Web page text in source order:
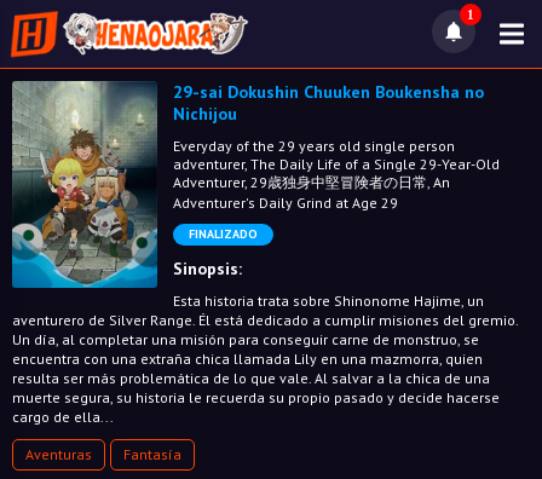
1
29-sai Dokushin Chuuken Boukensha no
Nichijou
Everyday of the 29 years old single person
adventurer, The Daily Life of a Single 29-Year-Old
Adventurer, 29歳独身中堅冒険者の日常, An
Adventurer's Daily Grind at Age 29
FINALIZADO
Sinopsis:
Esta historia trata sobre Shinonome Hajime, un
aventurero de Silver Range. Él está dedicado a cumplir misiones del gremio.
Un día, al completar una misión para conseguir carne de monstruo, se
encuentra con una extraña chica llamada Lily en una mazmorra, quien
resulta ser más problemática de lo que vale. Al salvar a la chica de una
muerte segura, su historia le recuerda su propio pasado y decide hacerse
cargo de ella...
Aventuras Fantasía